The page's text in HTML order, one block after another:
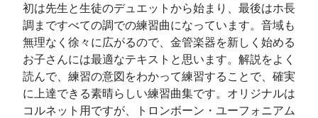
初は先生と生徒のデュエットから始まり、最後はホ長
調まですべての調での練習曲になっています。音域も
無理なく徐々に広がるので、金管楽器を新しく始める
お子さんには最適なテキストと思います。解説をよく
読んで、練習の意図をわかって練習することで、確実
に上達できる素晴らしい練習曲集です。オリジナルは
コルネット用ですが、トロンボーン・ユーフォニアム